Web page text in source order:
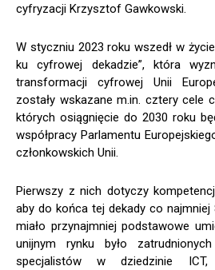
cyfryzacji Krzysztof Gawkowski.
W styczniu 2023 roku wszedł w
ku cyfrowej dekadzie”, która
transformacji cyfrowej Unii
zostały wskazane m.in. cztery cele
których osiągnięcie do 2030 roku
współpracy Parlamentu
członkowskich Unii.
Pierwszy z nich dotyczy
aby do końca tej dekady co najmniej
miało przynajmniej podstawowe
unijnym rynku było
specjalistów w dziedzinie ICT,